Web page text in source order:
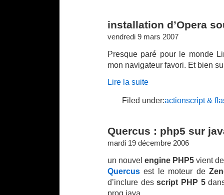
installation d’Opera
vendredi 9 mars 2007
Presque paré pour le monde
mon navigateur favori. Et bien
Lire la suite
Filed under:actionscript &
Quercus : php5 sur
mardi 19 décembre 2006
un nouvel engine PHP5 vient
Quercus est le moteur de
d’inclure desscript PHP 5
prog java.